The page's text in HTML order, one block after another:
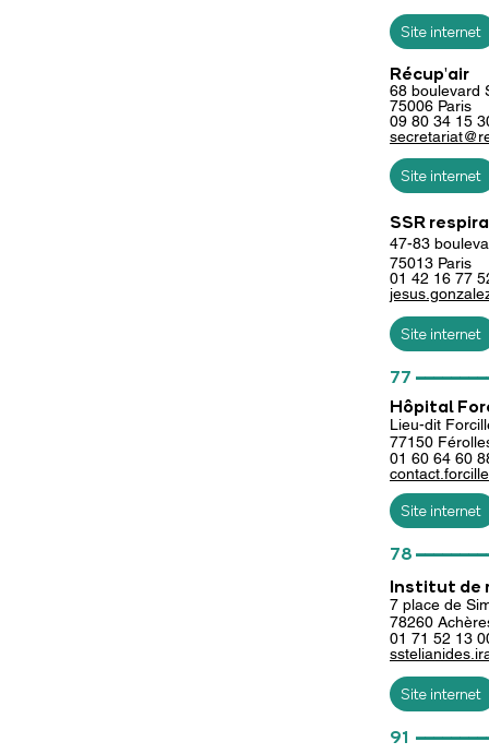
Site internet
Récup'air
68 boulevard
75006 Paris
09 80 34 15
Site internet
SSR
47-83
75013 Paris
01 42 16 77
Site internet
77
Hôpital
Lieu-dit
77150
01 60 64 60
Site internet
78
Institut de
7 place de
78260
01 71 52 13
Site internet
91